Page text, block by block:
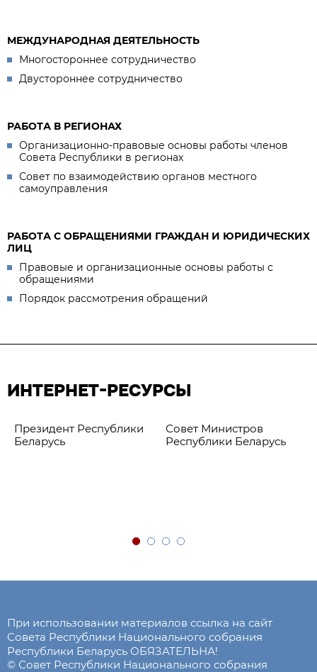
МЕЖДУНАРОДНАЯ ДЕЯТЕЛЬНОСТЬ
Многостороннее сотрудничество
Двустороннее сотрудничество
РАБОТА В РЕГИОНАХ
Организационно-правовые основы работы членов
Совета Республики в регионах
Совет по взаимодействию органов местного
самоуправления
РАБОТА С ОБРАЩЕНИЯМИ ГРАЖДАН И ЮРИДИЧЕСКИХ
ЛИЦ
Правовые и организационные основы работы с
обращениями
Порядок рассмотрения обращений
ИНТЕРНЕТ-РЕСУРСЫ
Президент Республики
Беларусь
Совет Министров
Республики Беларусь
При использовании материалов ссылка на сайт
Совета Республики Национального собрания
Республики Беларусь ОБЯЗАТЕЛЬНА!
© Совет Республики Национального собрания